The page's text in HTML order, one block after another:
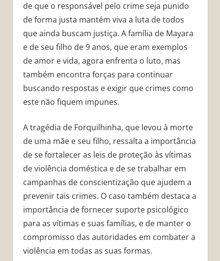
de que o responsável pelo crime seja punido
de forma justa mantém viva a luta de todos
que ainda buscam justiça. A família de Mayara
e de seu filho de 9 anos, que eram exemplos
de amor e vida, agora enfrenta o luto, mas
também encontra forças para continuar
buscando respostas e exigir que crimes como
este não fiquem impunes.
A tragédia de Forquilhinha, que levou à morte
de uma mãe e seu filho, ressalta a importância
de se fortalecer as leis de proteção às vítimas
de violência doméstica e de se trabalhar em
campanhas de conscientização que ajudem a
prevenir tais crimes. O caso também destaca a
importância de fornecer suporte psicológico
para as vítimas e suas famílias, e de manter o
compromisso das autoridades em combater a
violência em todas as suas formas.